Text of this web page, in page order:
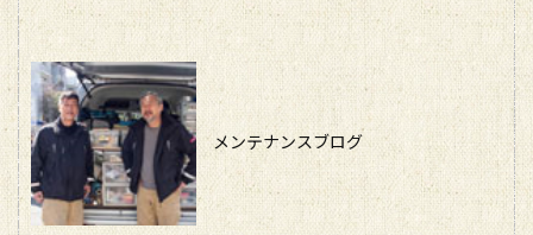
メンテナンスブログ